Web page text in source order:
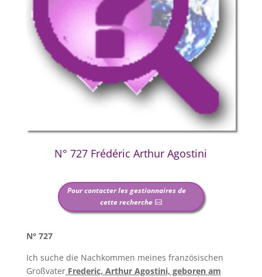
N° 727 Frédéric Arthur Agostini
Pour contacter les gestionnaires de
cette recherche
N° 727
Ich suche die Nachkommen meines französischen
GroßvaterFrederic, Arthur Agostini, geboren am